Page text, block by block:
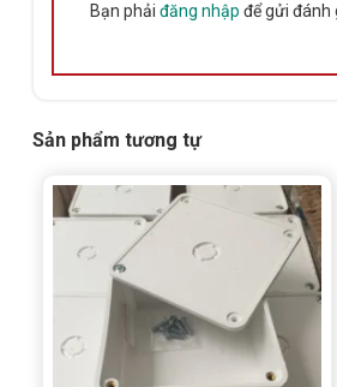
Bạn phải đăng nhập để gửi đánh
Sản phẩm tương tự